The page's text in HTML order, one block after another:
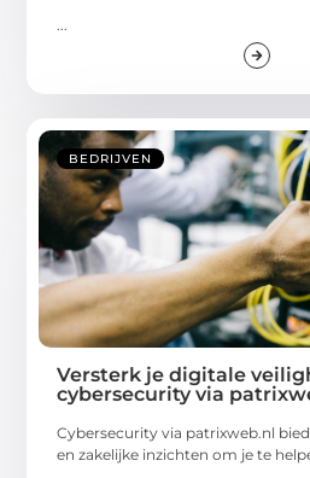
...
BEDRIJVEN
Versterk je digitale
cybersecurity via
Cybersecurity via patrixweb.nl
en zakelijke inzichten om je te